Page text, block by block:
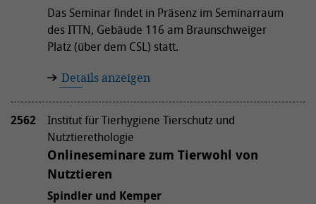
Das Seminar findet in Präsenz im Seminarraum
des ITTN, Gebäude 116 am Braunschweiger
Platz (über dem CSL) statt.
Details anzeigen
2562
Institut für Tierhygiene Tierschutz und
Nutztierethologie
Onlineseminare zum Tierwohl von
Nutztieren
Spindler und Kemper